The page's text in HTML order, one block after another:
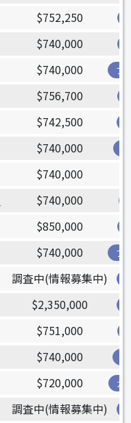
$752,250
$740,000
$740,000 ブ
$756,700
$742,500
$740,000
$740,000
$740,000
$850,000
$740,000 ブ
調査中(情報募集中)
$2,350,000
$751,000
$740,000
$720,000 ガ
調査中(情報募集中)